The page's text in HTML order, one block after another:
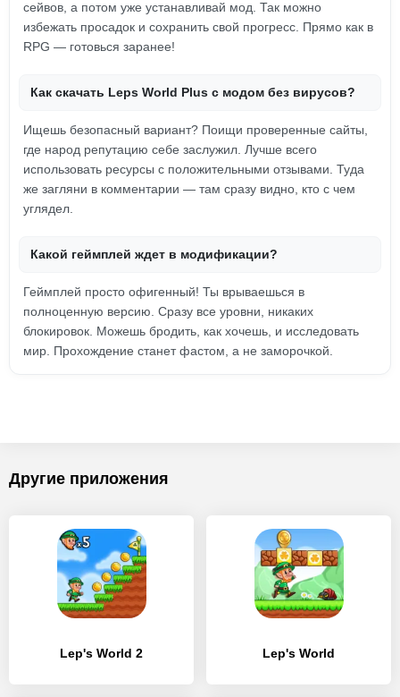
сейвов, а потом уже устанавливай мод. Так можно
избежать просадок и сохранить свой прогресс. Прямо как в
RPG — готовься заранее!
Как скачать Leps World Plus с модом без вирусов?
Ищешь безопасный вариант? Поищи проверенные сайты,
где народ репутацию себе заслужил. Лучше всего
использовать ресурсы с положительными отзывами. Туда
же загляни в комментарии — там сразу видно, кто с чем
углядел.
Какой геймплей ждет в модификации?
Геймплей просто офигенный! Ты врываешься в
полноценную версию. Сразу все уровни, никаких
блокировок. Можешь бродить, как хочешь, и исследовать
мир. Прохождение станет фастом, а не заморочкой.
Другие приложения
Lep's World 2 Lep's World